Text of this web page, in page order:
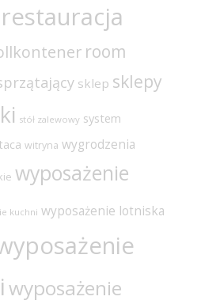
restauracja
room
sklep sklepy
stół zalewowy system
taca witryna wygrodzenia
wyposażenie
kuchni wyposażenie lotniska
wyposażenie